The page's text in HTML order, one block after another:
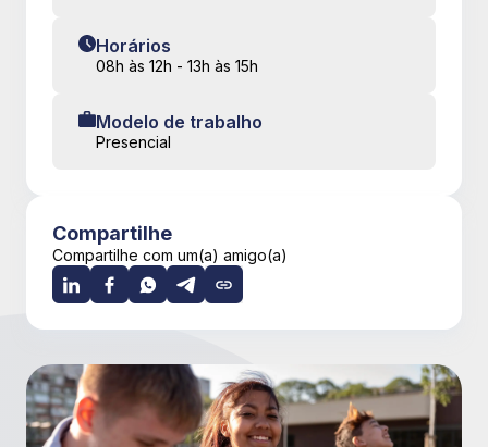
Horários
08h às 12h - 13h às 15h
Modelo de trabalho
Presencial
Compartilhe
Compartilhe com um(a) amigo(a)